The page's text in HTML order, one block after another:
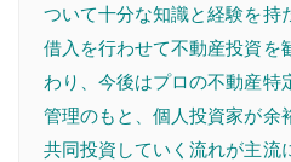
ついて十分な知識と経験を持
借入を行わせて不動産投資を
わり、今後はプロの不動産特
管理のもと、個人投資家が余
共同投資していく流れが主流